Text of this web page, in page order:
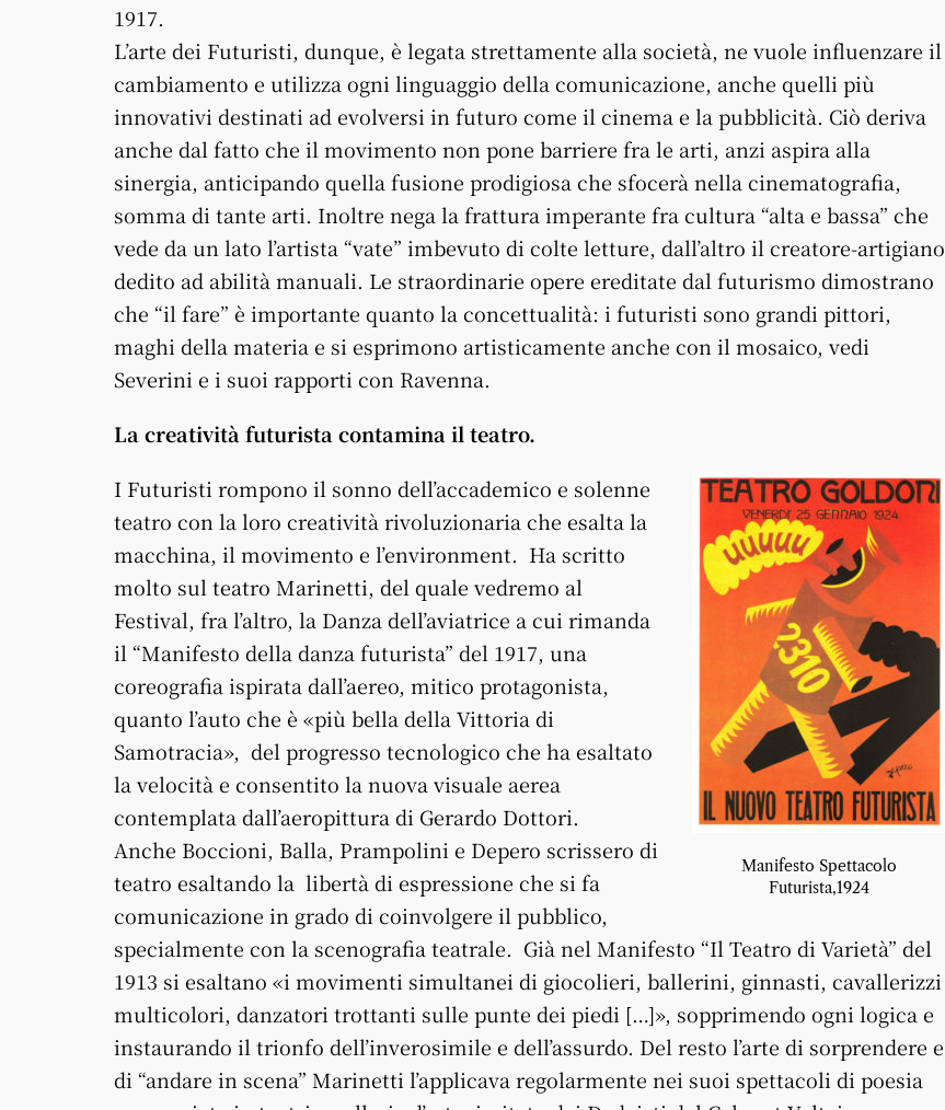
1917.
L’arte dei Futuristi, dunque, è legata strettamente alla società, ne vuole influenzare il
cambiamento e utilizza ogni linguaggio della comunicazione, anche quelli più
innovativi destinati ad evolversi in futuro come il cinema e la pubblicità. Ciò deriva
anche dal fatto che il movimento non pone barriere fra le arti, anzi aspira alla
sinergia, anticipando quella fusione prodigiosa che sfocerà nella cinematografia,
somma di tante arti. Inoltre nega la frattura imperante fra cultura “alta e bassa” che
vede da un lato l’artista “vate” imbevuto di colte letture, dall’altro il creatore-artigiano
dedito ad abilità manuali. Le straordinarie opere ereditate dal futurismo dimostrano
che “il fare” è importante quanto la concettualità: i futuristi sono grandi pittori,
maghi della materia e si esprimono artisticamente anche con il mosaico, vedi
Severini e i suoi rapporti con Ravenna.
La creatività futurista contamina il teatro.
Manifesto Spettacolo
Futurista,1924
I Futuristi rompono il sonno dell’accademico e solenne
teatro con la loro creatività rivoluzionaria che esalta la
macchina, il movimento e l’environment. Ha scritto
molto sul teatro Marinetti, del quale vedremo al
Festival, fra l’altro, la Danza dell’aviatrice a cui rimanda
il “Manifesto della danza futurista” del 1917, una
coreografia ispirata dall’aereo, mitico protagonista,
quanto l’auto che è «più bella della Vittoria di
Samotracia», del progresso tecnologico che ha esaltato
la velocità e consentito la nuova visuale aerea
contemplata dall’aeropittura di Gerardo Dottori.
Anche Boccioni, Balla, Prampolini e Depero scrissero di
teatro esaltando la libertà di espressione che si fa
comunicazione in grado di coinvolgere il pubblico,
specialmente con la scenografia teatrale. Già nel Manifesto “Il Teatro di Varietà” del
1913 si esaltano «i movimenti simultanei di giocolieri, ballerini, ginnasti, cavallerizzi
multicolori, danzatori trottanti sulle punte dei piedi […]», sopprimendo ogni logica e
instaurando il trionfo dell’inverosimile e dell’assurdo. Del resto l’arte di sorprendere e
di “andare in scena” Marinetti l’applicava regolarmente nei suoi spettacoli di poesia